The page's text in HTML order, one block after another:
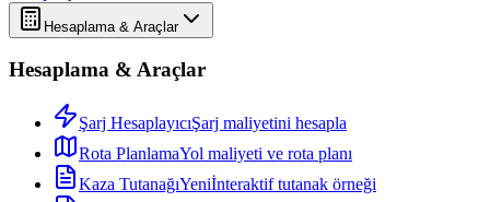
Hesaplama & Araçlar
Hesaplama & Araçlar
Şarj HesaplayıcıŞarj maliyetini hesapla
Rota PlanlamaYol maliyeti ve rota planı
Kaza TutanağıYeniİnteraktif tutanak örneği